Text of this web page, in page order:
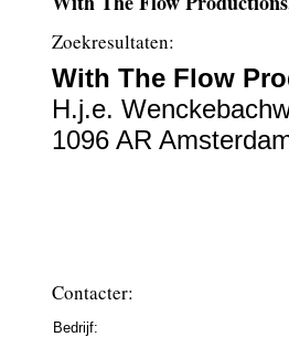
Zoekresultaten:
With The Flow
H.j.e.
1096 AR
Contacter:
Bedrijf: